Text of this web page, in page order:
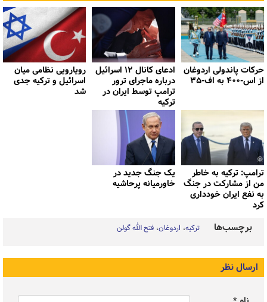
حرکات پاندولی اردوغان
از اس-۴۰۰ به اف-۳۵
ادعای کانال ۱۲ اسرائیل
درباره ماجرای ترور
ترامپ توسط ایران در
ترکیه
رویارویی نظامی میان
اسرائیل و ترکیه جدی
شد
ترامپ: ترکیه به خاطر
من از مشارکت در جنگ
به نفع ایران خودداری
کرد
یک جنگ جدید در
خاورمیانه پرحاشیه
برچسب‌ها ترکیه اردوغان فتح الله گولن
ارسال نظر